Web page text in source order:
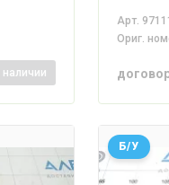
наличии
Арт.
Ориг.
Б/У